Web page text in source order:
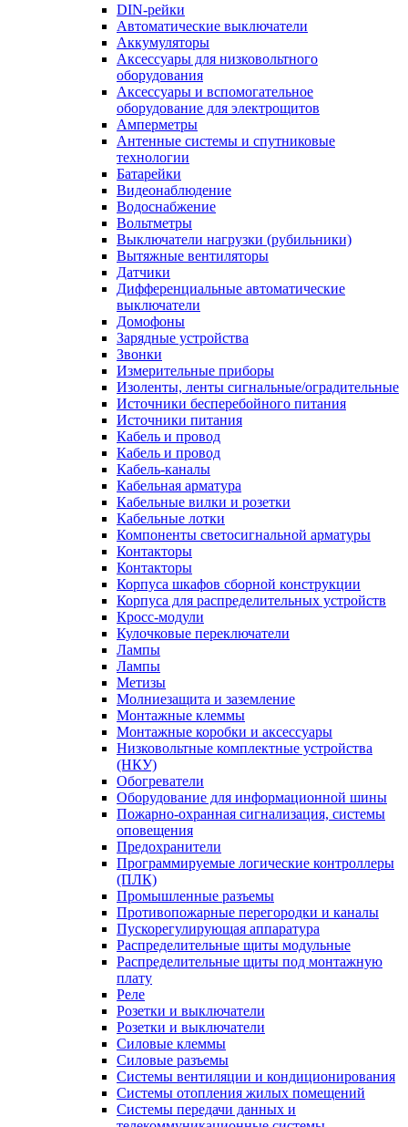
DIN-рейки
Автоматические выключатели
Аккумуляторы
Аксессуары для низковольтного
оборудования
Аксессуары и вспомогательное
оборудование для электрощитов
Амперметры
Антенные системы и спутниковые
технологии
Батарейки
Видеонаблюдение
Водоснабжение
Вольтметры
Выключатели нагрузки (рубильники)
Вытяжные вентиляторы
Датчики
Дифференциальные автоматические
выключатели
Домофоны
Зарядные устройства
Звонки
Измерительные приборы
Изоленты, ленты сигнальные/оградительные
Источники бесперебойного питания
Источники питания
Кабель и провод
Кабель и провод
Кабель-каналы
Кабельная арматура
Кабельные вилки и розетки
Кабельные лотки
Компоненты светосигнальной арматуры
Контакторы
Контакторы
Корпуса шкафов сборной конструкции
Корпуса для распределительных устройств
Кросс-модули
Кулочковые переключатели
Лампы
Лампы
Метизы
Молниезащита и заземление
Монтажные клеммы
Монтажные коробки и аксессуары
Низковольтные комплектные устройства
(НКУ)
Обогреватели
Оборудование для информационной шины
Пожарно-охранная сигнализация, системы
оповещения
Предохранители
Программируемые логические контроллеры
(ПЛК)
Промышленные разъемы
Противопожарные перегородки и каналы
Пускорегулирующая аппаратура
Распределительные щиты модульные
Распределительные щиты под монтажную
плату
Реле
Розетки и выключатели
Розетки и выключатели
Силовые клеммы
Силовые разъемы
Системы вентиляции и кондиционирования
Системы отопления жилых помещений
Системы передачи данных и